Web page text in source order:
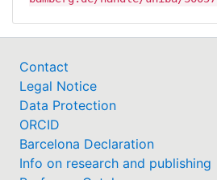
Contact
Legal Notice
Data Protection
ORCID
Barcelona Declaration
Info on research and publishing